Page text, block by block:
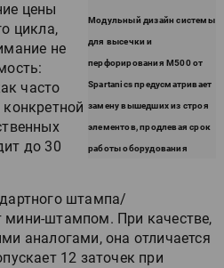
Модульный дизайн системы
для высечки и
перфорирования M500 от
Spartanics предусматривает
замену вышедших из строя
элементов, продлевая срок
работы оборудования
цены
цикла,
не
часто
до 30
штампа/
штампом. При качестве,
аналогами, она отличается
12 заточек при